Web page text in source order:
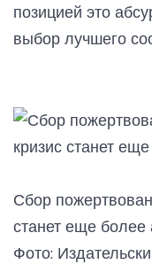
позицией это
выбор лучшего
Сбор
станет еще более
Фото: